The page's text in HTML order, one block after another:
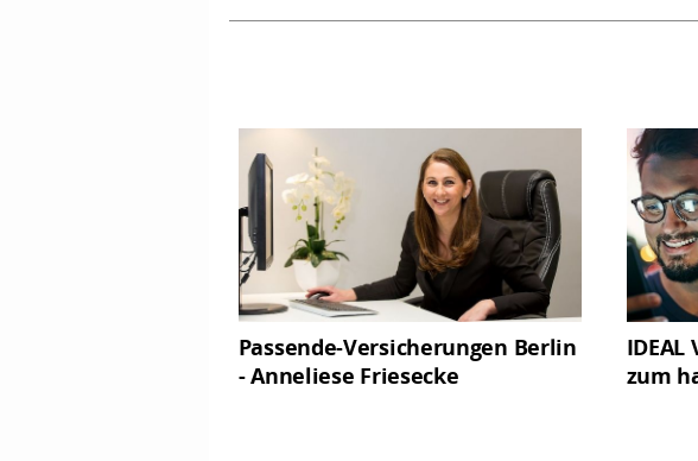
Passende-Versicherungen Berlin
- Anneliese Friesecke
zum